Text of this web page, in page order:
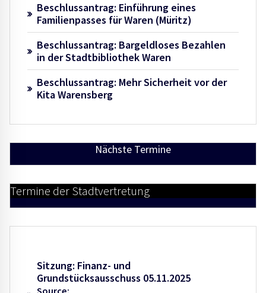
Beschlussantrag: Einführung eines
Familienpasses für Waren (Müritz)
Beschlussantrag: Bargeldloses Bezahlen
in der Stadtbibliothek Waren
Beschlussantrag: Mehr Sicherheit vor der
Kita Warensberg
Nächste Termine
Termine der Stadtvertretung
Sitzung: Finanz- und
Grundstücksausschuss 05.11.2025
Source: